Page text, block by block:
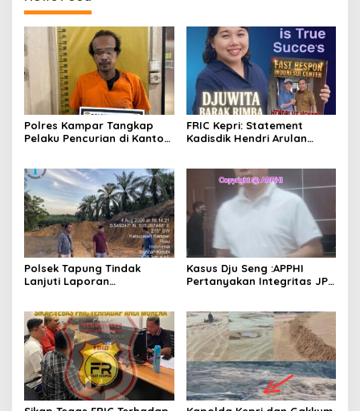
Polres Kampar Tangkap
Pelaku Pencurian di Kantor
FRIC Kepri: Statement
Kadisdik Hendri Arulan
Polsek Tapung Tindak
Lanjuti Laporan
Desa Bencah Kelubi
Kasus Dju Seng :APPHI
Pertanyakan Integritas JPU
Jampidsus